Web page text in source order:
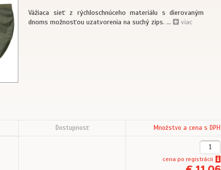
Vážiaca sieť z rýchloschnúceho materiálu s dierovaným
dnoms možnosťou uzatvorenia na suchý zips. ...
viac
Dostupnosť Množstvo a cena s DPH
cena po registrácii